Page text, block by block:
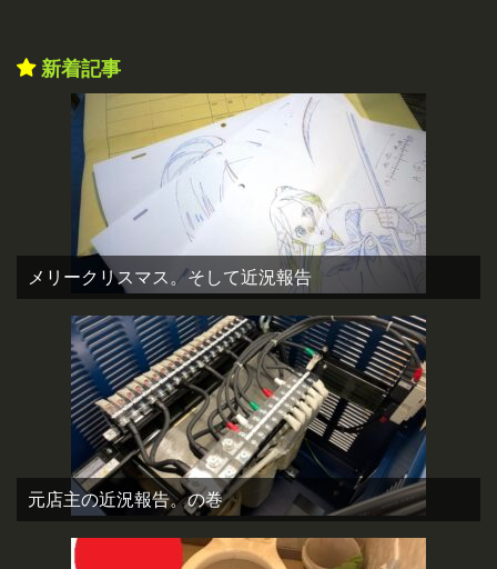
新着記事
メリークリスマス。そして近況報告
元店主の近況報告。の巻